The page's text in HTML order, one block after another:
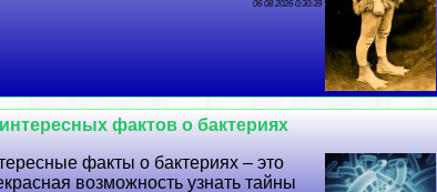
06 08 2026 0:30:39
фактов о бактериях
факты о бактериях – это
возможность узнать тайны